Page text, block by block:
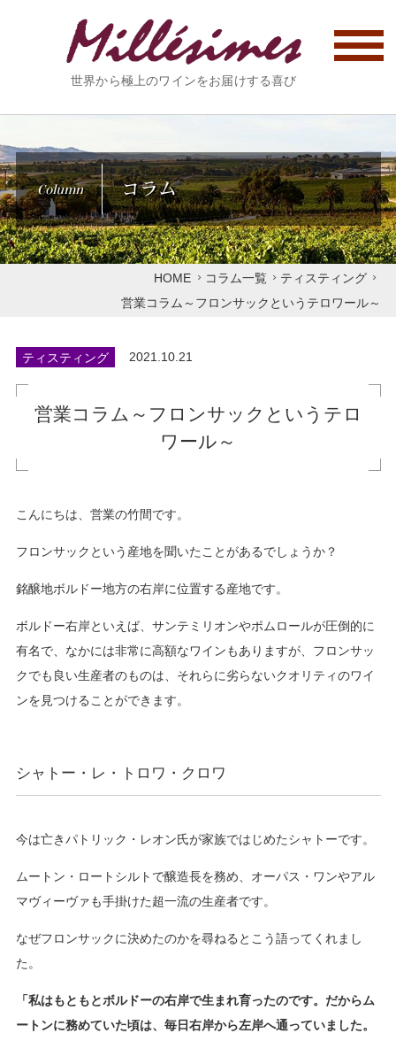
世界から極上のワインをお届けする喜び
Column コラム
HOME コラム一覧
ティスティング
営業コラム～フロンサックというテロワール～
ティスティング 2021.10.21
営業コラム～フロンサックというテロ
ワール～
こんにちは、営業の竹間です。
フロンサックという産地を聞いたことがあるでしょうか？
銘醸地ボルドー地方の右岸に位置する産地です。
ボルドー右岸といえば、サンテミリオンやポムロールが圧倒的に
有名で、なかには非常に高額なワインもありますが、フロンサッ
クでも良い生産者のものは、それらに劣らないクオリティのワイ
ンを見つけることができます。
シャトー・レ・トロワ・クロワ
今は亡きパトリック・レオン氏が家族ではじめたシャトーです。
ムートン・ロートシルトで醸造長を務め、オーパス・ワンやアル
マヴィーヴァも手掛けた超一流の生産者です。
なぜフロンサックに決めたのかを尋ねるとこう語ってくれまし
た。
「私はもともとボルドーの右岸で生まれ育ったのです。だからム
ートンに務めていた頃は、毎日右岸から左岸へ通っていました。